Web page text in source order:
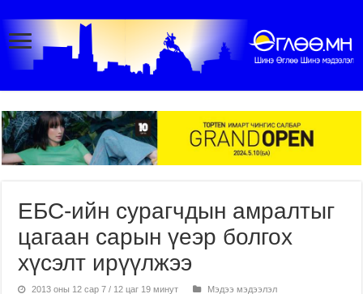
ЕБС-ийн сурагчдын амралтыг
цагаан сарын үеэр болгох
хүсэлт ирүүлжээ
2013 оны 12 сар 7 / 12 цаг 19 минут Мэдээ мэдээлэл